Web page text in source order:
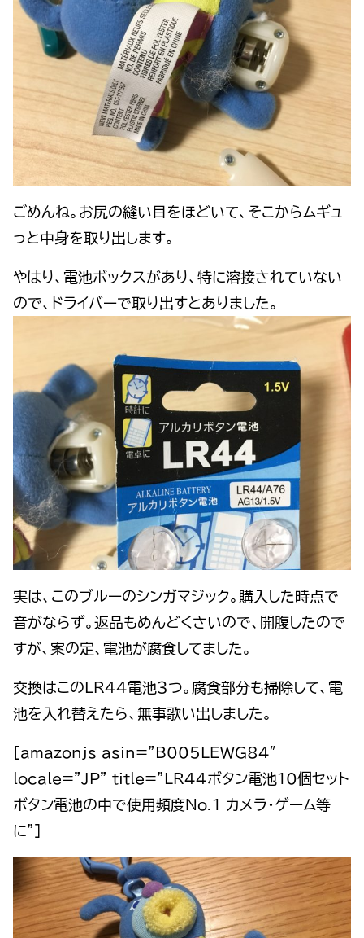
ごめんね。お尻の縫い目をほどいて、そこからムギュ
っと中身を取り出します。
やはり、電池ボックスがあり、特に溶接されていない
ので、ドライバーで取り出すとありました。
実は、このブルーのシンガマジック。購入した時点で
音がならず。返品もめんどくさいので、開腹したので
すが、案の定、電池が腐食してました。
交換はこのLR44電池３つ。腐食部分も掃除して、電
池を入れ替えたら、無事歌い出しました。
[amazonjs asin=”B005LEWG84″
locale=”JP” title=”LR44ボタン電池10個セット
ボタン電池の中で使用頻度No.１ カメラ・ゲーム等
に”]